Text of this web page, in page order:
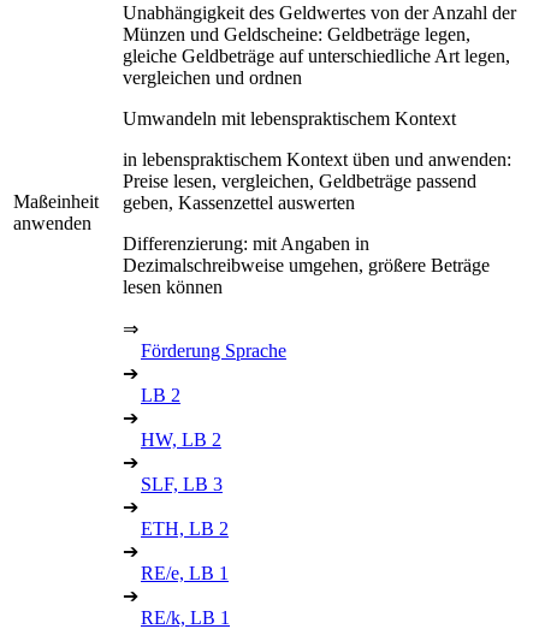
Maßeinheit
anwenden
Unabhängigkeit des Geldwertes von der Anzahl der
Münzen und Geldscheine: Geldbeträge legen,
gleiche Geldbeträge auf unterschiedliche Art legen,
vergleichen und ordnen
Umwandeln mit lebenspraktischem Kontext
in lebenspraktischem Kontext üben und anwenden:
Preise lesen, vergleichen, Geldbeträge passend
geben, Kassenzettel auswerten
Differenzierung: mit Angaben in
Dezimalschreibweise umgehen, größere Beträge
lesen können
⇒
Förderung Sprache
➔
LB 2
➔
HW, LB 2
➔
SLF, LB 3
➔
ETH, LB 2
➔
RE/e, LB 1
➔
RE/k, LB 1